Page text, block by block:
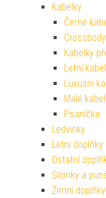
Kabelky
Černé
Kabelky
Letní
Luxusní
Malé
Psaníčka
Ledvinky
Letní doplňky
Ostatní
Silonky a
Zimní doplňky